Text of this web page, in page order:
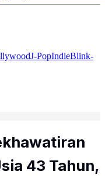
J-PopIndieBlink-
43 Tahun,